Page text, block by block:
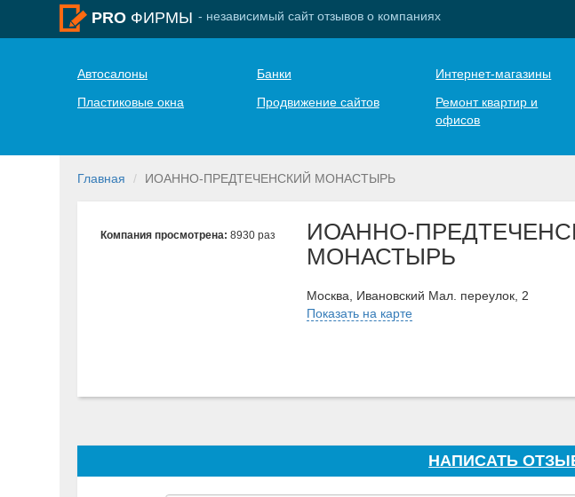
PRO ФИРМЫ - независимый сайт отзывов о компаниях
Автосалоны Банки Интернет-магазины
Пластиковые окна
Продвижение сайтов
Ремонт квартир и
офисов
Главная ИОАННО-ПРЕДТЕЧЕНСКИЙ МОНАСТЫРЬ
Компания просмотрена: 8930 раз
ИОАННО-
МОНАСТЫРЬ
Москва, Ивановский Мал. переулок, 2
Показать на карте
НАПИСАТЬ